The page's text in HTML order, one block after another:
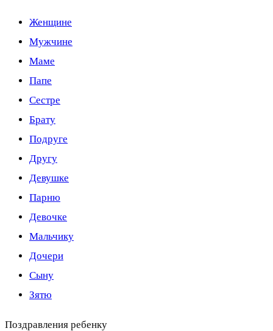
Женщине
Мужчине
Маме
Папе
Сестре
Брату
Подруге
Другу
Девушке
Парню
Девочке
Мальчику
Дочери
Сыну
Зятю
Поздравления ребенку